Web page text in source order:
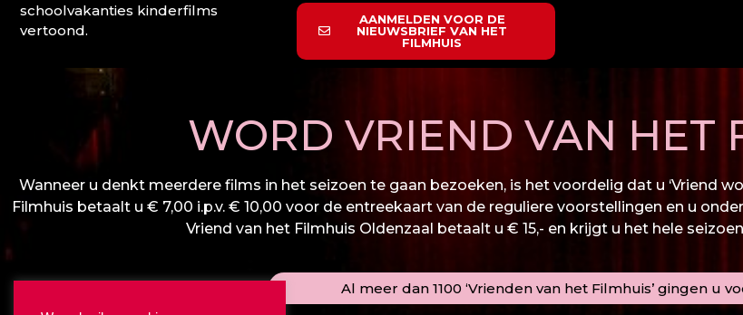
schoolvakanties kinderfilms
vertoond.
AANMELDEN VOOR DE
NIEUWSBRIEF VAN HET
FILMHUIS
WORD VRIEND VAN HET
Wanneer u denkt meerdere films in het seizoen te gaan bezoeken, is het voordelig dat u ‘Vriend
Filmhuis betaalt u € 7,00 i.p.v. € 10,00 voor de entreekaart van de reguliere voorstellingen en u
Vriend van het Filmhuis Oldenzaal betaalt u € 15,- en krijgt u het hele
Al meer dan 1100 ‘Vrienden van het Filmhuis’ gingen u